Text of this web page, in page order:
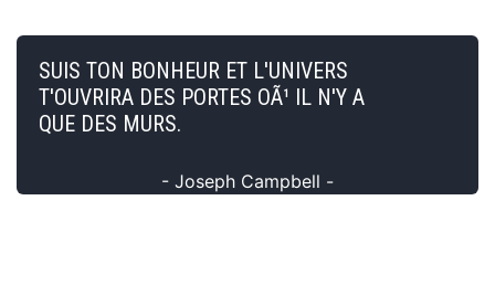
SUIS TON BONHEUR ET L'UNIVERS
T'OUVRIRA DES PORTES OÃ¹ IL N'Y A
QUE DES MURS.
- Joseph Campbell -